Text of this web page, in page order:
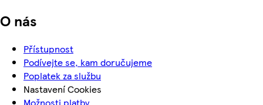
O nás
Přístupnost
Podívejte se, kam doručujeme
Poplatek za službu
Nastavení Cookies